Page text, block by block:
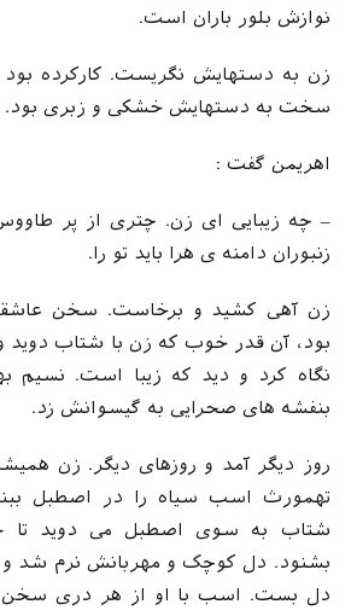
نوازش بلور باران است.
زن به دستهایش نگریست. کارکرده
سخت به دستهایش خشکی و زبری بود.
اهریمن گفت :
– چه زیبایی ای زن. چتری از پر
زنبوران دامنه ی هرا باید تو را.
زن آهی کشید و برخاست. سخن
بود، آن قدر خوب که زن با شتاب دوید
نگاه کرد و دید که زیبا است. نسیم
بنفشه های صحرایی به گیسوانش زد.
روز دیگر آمد و روزهای دیگر. زن
تهمورث اسب سیاه را در اصطبل
شتاب به سوی اصطبل می دوید تا
بشنود. دل کوچک و مهربانش نرم شد و
دل بست. اسب با او از هر دری سخن